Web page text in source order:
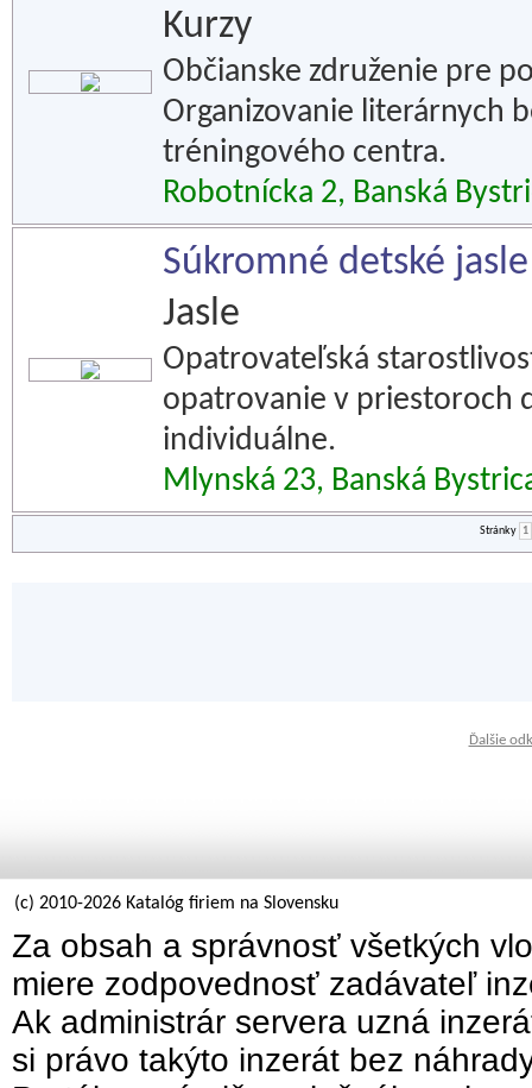
Kurzy
Občianske združenie pre
Organizovanie literárnych
tréningového centra.
Robotnícka 2, Banská
Súkromné detské
Jasle
Opatrovateľská
opatrovanie v priestoroch
individuálne.
Mlynská 23, Banská
Stránky 1
Ďalšie
(c) 2010-2026 Katalóg firiem na Slovensku
Za obsah a správnosť všetkých
miere zodpovednosť zadávateľ
Ak administrár servera uzná
si právo takýto inzerát bez